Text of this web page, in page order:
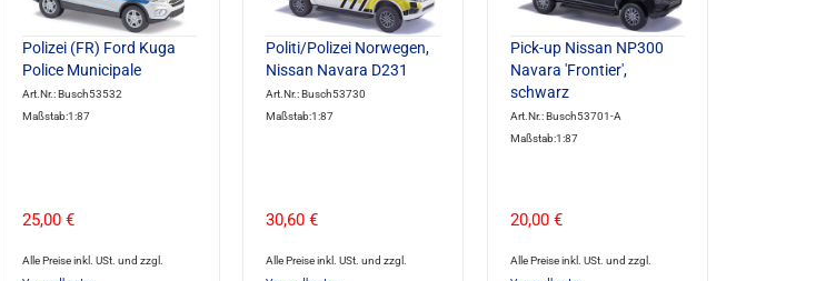
Polizei (FR) Ford Kuga
Police Municipale
Art.Nr.: Busch53532
Maßstab:1:87
25,00 €
Alle Preise inkl. USt. und zzgl.
Politi/Polizei Norwegen,
Nissan Navara D231
Art.Nr.: Busch53730
Maßstab:1:87
30,60 €
Alle Preise inkl. USt. und zzgl.
Pick-up Nissan NP300
Navara 'Frontier',
schwarz
Art.Nr.: Busch53701-A
Maßstab:1:87
20,00 €
Alle Preise inkl. USt. und zzgl.